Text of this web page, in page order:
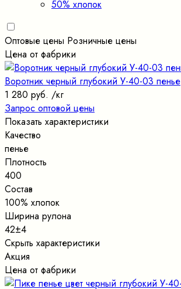
50% хлопок
Оптовые цены Розничные цены
Цена от фабрики
Воротник черный глубокий У-40-03 пенье
1 280 руб. /кг
Запрос оптовой цены
Показать характеристики
Качество
пенье
Плотность
400
Состав
100% хлопок
Ширина рулона
42±4
Скрыть характеристики
Акция
Цена от фабрики